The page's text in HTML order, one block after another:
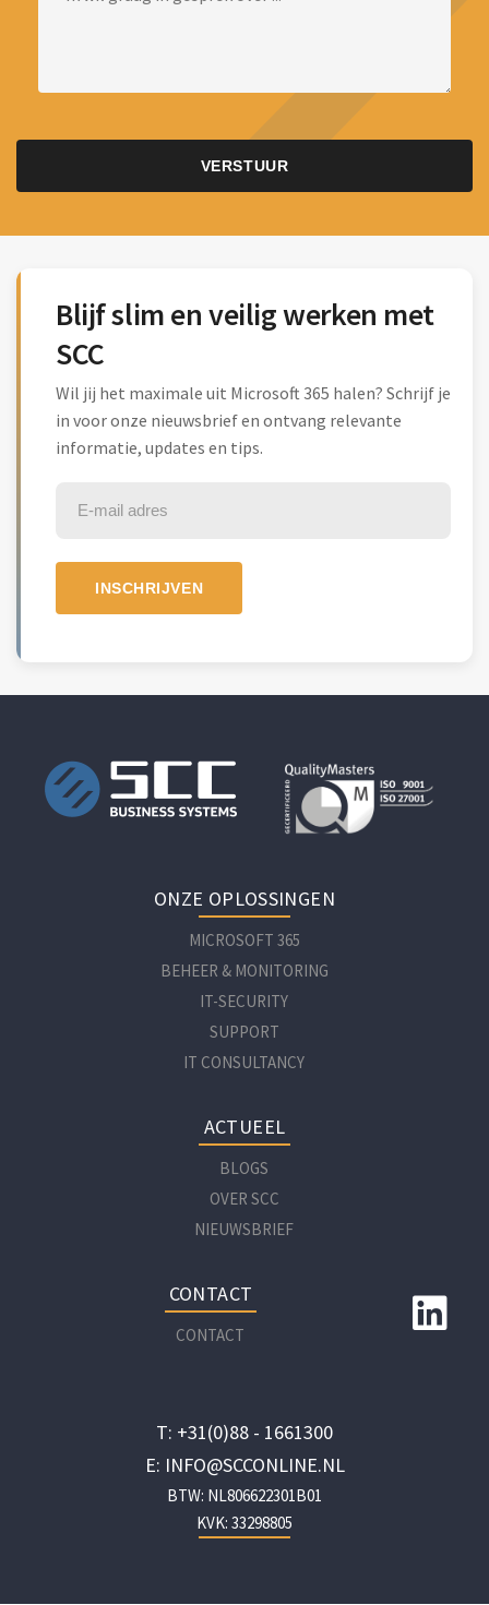
Blijf slim en veilig werken met
SCC
Wil jij het maximale uit Microsoft 365 halen? Schrijf je
in voor onze nieuwsbrief en ontvang relevante
informatie, updates en tips.
ONZE OPLOSSINGEN
MICROSOFT 365
BEHEER & MONITORING
IT-SECURITY
SUPPORT
IT CONSULTANCY
ACTUEEL
BLOGS
OVER SCC
NIEUWSBRIEF
CONTACT
CONTACT
T: +31(0)88 - 1661300
E: INFO@SCCONLINE.NL
BTW: NL806622301B01
KVK: 33298805